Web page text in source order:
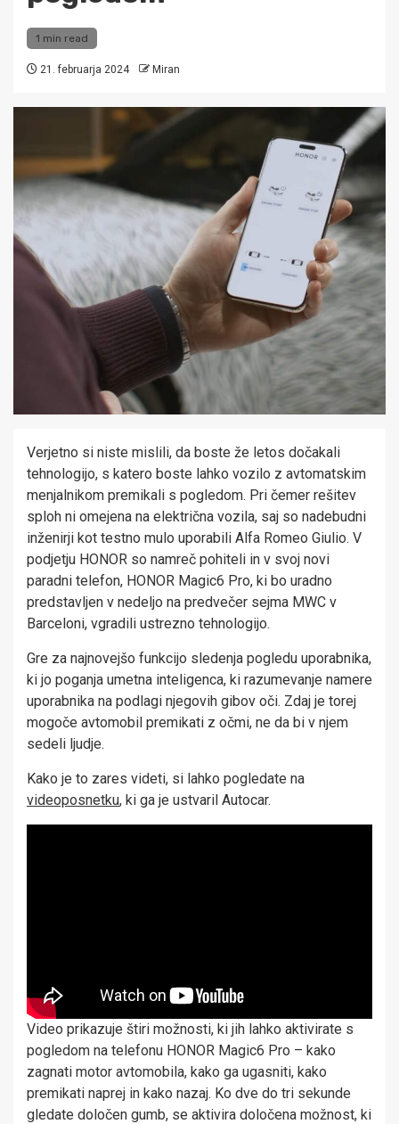
1 min read
21. februarja 2024 Miran
Verjetno si niste mislili, da boste že letos dočakali
tehnologijo, s katero boste lahko vozilo z avtomatskim
menjalnikom premikali s pogledom. Pri čemer rešitev
sploh ni omejena na električna vozila, saj so nadebudni
inženirji kot testno mulo uporabili Alfa Romeo Giulio. V
podjetju HONOR so namreč pohiteli in v svoj novi
paradni telefon, HONOR Magic6 Pro, ki bo uradno
predstavljen v nedeljo na predvečer sejma MWC v
Barceloni, vgradili ustrezno tehnologijo.
Gre za najnovejšo funkcijo sledenja pogledu uporabnika,
ki jo poganja umetna inteligenca, ki razumevanje namere
uporabnika na podlagi njegovih gibov oči. Zdaj je torej
mogoče avtomobil premikati z očmi, ne da bi v njem
sedeli ljudje.
Kako je to zares videti, si lahko pogledate na
videoposnetku, ki ga je ustvaril Autocar.
Video prikazuje štiri možnosti, ki jih lahko aktivirate s
pogledom na telefonu HONOR Magic6 Pro – kako
zagnati motor avtomobila, kako ga ugasniti, kako
premikati naprej in kako nazaj. Ko dve do tri sekunde
gledate določen gumb, se aktivira določena možnost, ki